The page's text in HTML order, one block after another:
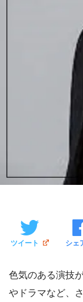
ツイート シェ
色気のある演技
やドラマなど、